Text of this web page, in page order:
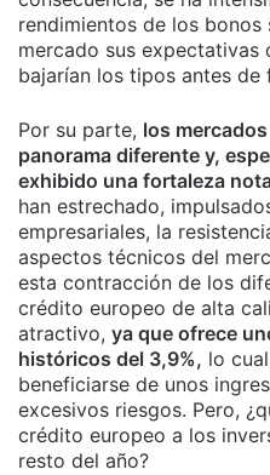
rendimientos de los
mercado sus expectativas
bajarían los tipos antes de
Por su parte, los
panorama diferente y,
exhibido una fortaleza
han estrechado,
empresariales, la
aspectos técnicos del
esta contracción de los
crédito europeo de alta
atractivo, ya que ofrece
históricos del 3,9%, lo
beneficiarse de unos
excesivos riesgos. Pero,
crédito europeo a los
resto del año?